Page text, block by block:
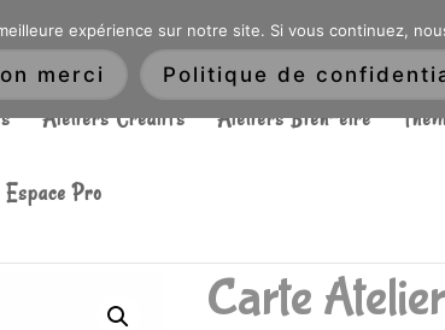
LA MÉTROPOLE LILLOISE CRAIENCO@GMAIL.COM
Ateliers Créatifs Ateliers Bien-être
Espace Pro
Recherche
de
produits
Carte
expérience sur notre site. Si vous continuez,
merci Politique de